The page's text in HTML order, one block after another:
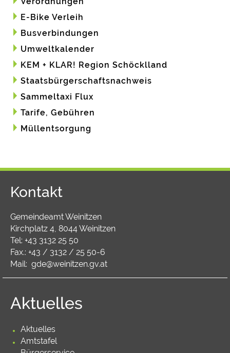
E-Bike Verleih
Busverbindungen
Umweltkalender
KEM + KLAR! Region Schöcklland
Staatsbürgerschaftsnachweis
Sammeltaxi Flux
Tarife, Gebühren
Müllentsorgung
Kontakt
Gemeindeamt Weinitzen
Kirchplatz 4, 8044 Weinitzen
Tel: +43 3132 25 50
Fax.: +43 / 3132 / 25 50-6
Mail: gde@weinitzen.gv.at
Aktuelles
Aktuelles
Amtstafel